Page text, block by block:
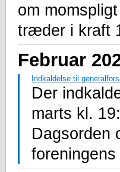
om
træder i kraft
Februar
Indkaldelse til
Der
marts kl.
Dagsorden
foreningens